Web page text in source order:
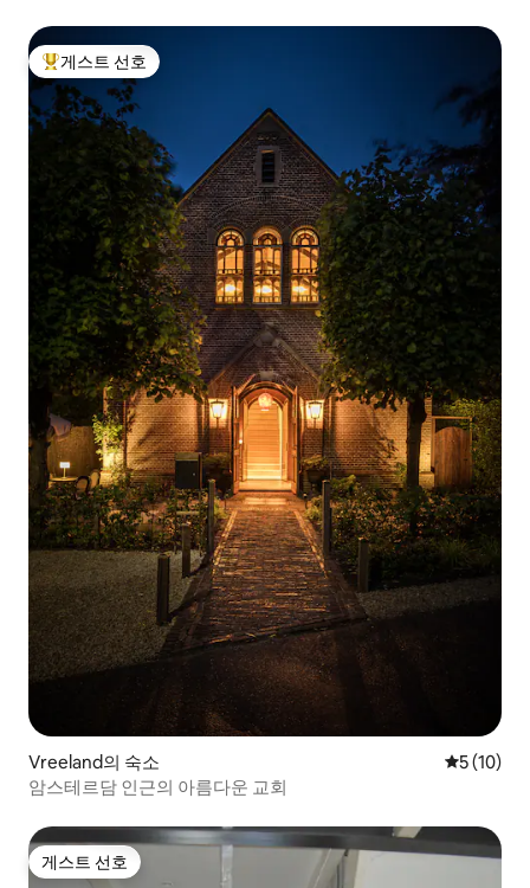
상위 게스트 선호
게스트 선호
Vreeland의 숙소 평점 5점
5 (10)
암스테르담 인근의 아름다운 교회
게스트 선호
게스트 선호